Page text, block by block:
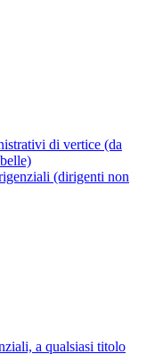
di vertice (da
(dirigenti non
a qualsiasi titolo